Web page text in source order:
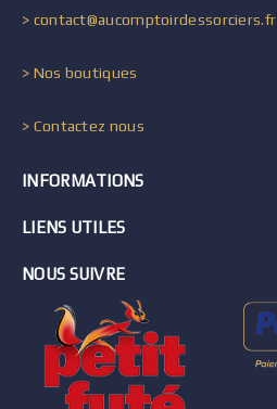
> contact@aucomptoirdessorciers.fr
> Nos boutiques
> Contactez nous
INFORMATIONS
LIENS UTILES
NOUS SUIVRE